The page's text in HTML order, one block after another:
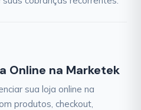
Online na Marketek
sua loja online na
produtos, checkout,